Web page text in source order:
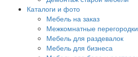
Каталоги и фото
Мебель на заказ
Межкомнатные перегородки
Мебель для раздевалок
Мебель для бизнеса